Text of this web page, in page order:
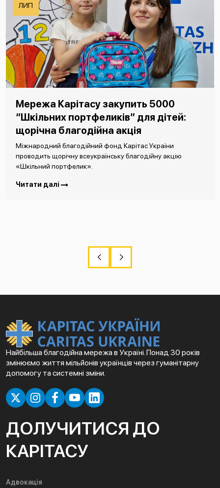
ЛИП
Мережа Карітасу закупить 5000
“Шкільних портфеликів” для дітей:
щорічна благодійна акція
Міжнародний благодійний фонд Карітас України
проводить щорічну всеукраїнську благодійну акцію
«Шкільний портфелик».
Читати далі
Найбільша благодійна мережа в Україні. Понад 30 років
змінюємо життя мільйонів українців через гуманітарну
допомогу та системні зміни.
ДОЛУЧИТИСЯ ДО
КАРІТАСУ
Адвокація